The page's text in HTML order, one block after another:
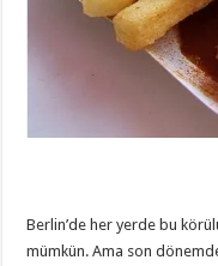
Berlin’de her yerde bu
mümkün. Ama son